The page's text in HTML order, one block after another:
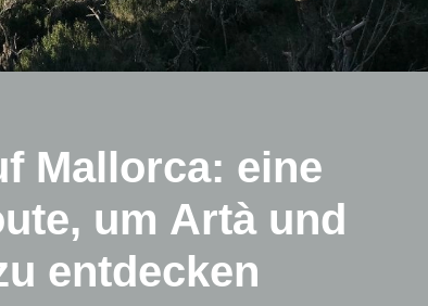
Mallorca: eine
um Artà und
entdecken